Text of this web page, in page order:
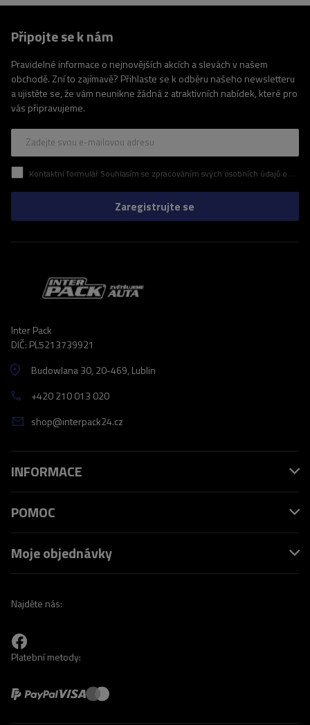
Připojte se k nám
Pravidelné informace o nejnovějších akcích a slevách v našem
obchodě. Zní to zajímavě? Přihlaste se k odběru našeho newsletteru
a ujistěte se, že vám neunikne žádná z atraktivních nabídek, které pro
vás připravujeme.
Zadejte svou e-mailovou adresu
Kontaktní formulář Souhlasím se zpracováním svých osobních údajů obsažených v kontaktním formuláři v souladu s nařízením Evropského parlamentu a Rady (EU)
Zaregistrujte se
Inter Pack
DIČ: PL5213739921
Budowlana 30, 20-469, Lublin
+420 210 013 020
shop@interpack24.cz
INFORMACE
POMOC
Moje objednávky
Najděte nás:
Platební metody: